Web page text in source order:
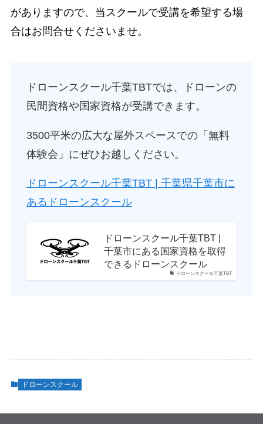
がありますので、当スクールで受講を希望する場
合はお問合せくださいませ。
ドローンスクール千葉TBTでは、ドローンの
民間資格や国家資格が受講できます。
3500平米の広大な屋外スペースでの「無料
体験会」にぜひお越しください。
ドローンスクール千葉TBT | 千葉県千葉市に
あるドローンスクール
ドローンスクール千葉TBT
ドローンスクール千葉TBT |
千葉市にある国家資格を取得
できるドローンスクール
ドローンスクール